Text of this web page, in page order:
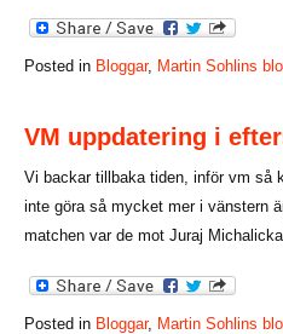
Posted in Bloggar, Martin Sohlins
VM uppdatering i
Vi backar tillbaka tiden, inför vm så
inte göra så mycket mer i vänstern
matchen var de mot Juraj
Posted in Bloggar, Martin Sohlins